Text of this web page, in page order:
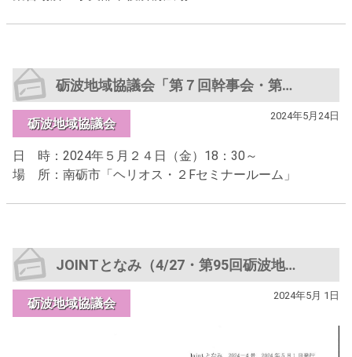
砺波地域協議会「第７回幹事会・第５回闘争委員会」
砺波地域協議会
2024年5月24日
日 時：2024年５月２４日（金）18：30～
場 所：南砺市「ヘリオス・２Fセミナールーム」
JOINTとなみ（4/27・第95回砺波地協メーデー他）
砺波地域協議会
2024年5月 1日